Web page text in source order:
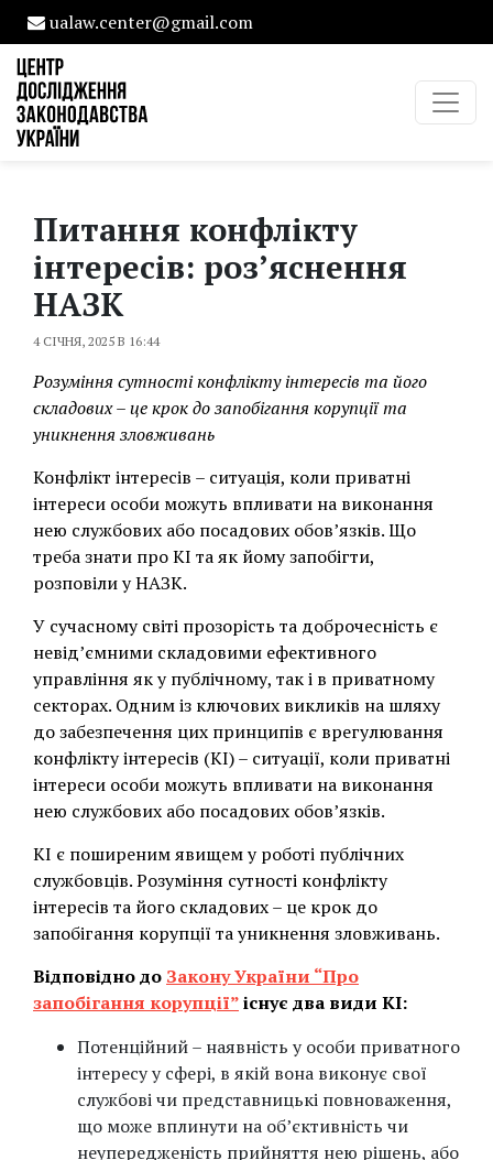
ualaw.center@gmail.com
Питання конфлікту
інтересів: роз’яснення
НАЗК
4 СІЧНЯ, 2025 В 16:44
Розуміння сутності конфлікту інтересів та його
складових – це крок до запобігання корупції та
уникнення зловживань
Конфлікт інтересів – ситуація, коли приватні
інтереси особи можуть впливати на виконання
нею службових або посадових обов’язків. Що
треба знати про КІ та як йому запобігти,
розповіли у НАЗК.
У сучасному світі прозорість та доброчесність є
невід’ємними складовими ефективного
управління як у публічному, так і в приватному
секторах. Одним із ключових викликів на шляху
до забезпечення цих принципів є врегулювання
конфлікту інтересів (КІ) – ситуації, коли приватні
інтереси особи можуть впливати на виконання
нею службових або посадових обов’язків.
КІ є поширеним явищем у роботі публічних
службовців. Розуміння сутності конфлікту
інтересів та його складових – це крок до
запобігання корупції та уникнення зловживань.
Відповідно до Закону України “Про
запобігання корупції”існує два види КІ:
Потенційний – наявність у особи приватного
інтересу у сфері, в якій вона виконує свої
службові чи представницькі повноваження,
що може вплинути на об’єктивність чи
неупередженість прийняття нею рішень, або